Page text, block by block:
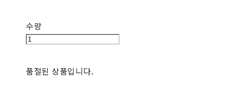
수량
품절된 상품입니다.